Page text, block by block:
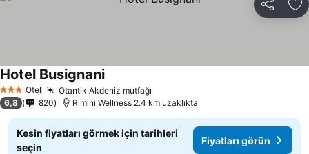
Paylaş
3 YıldızOtel Otantik Akdeniz mutfağı
Hotel Busignani
6,8 820 Rimini Wellness 2.4 km uzaklıkta
Kesin fiyatları görmek için tarihleri
seçin
Fiyatları görün